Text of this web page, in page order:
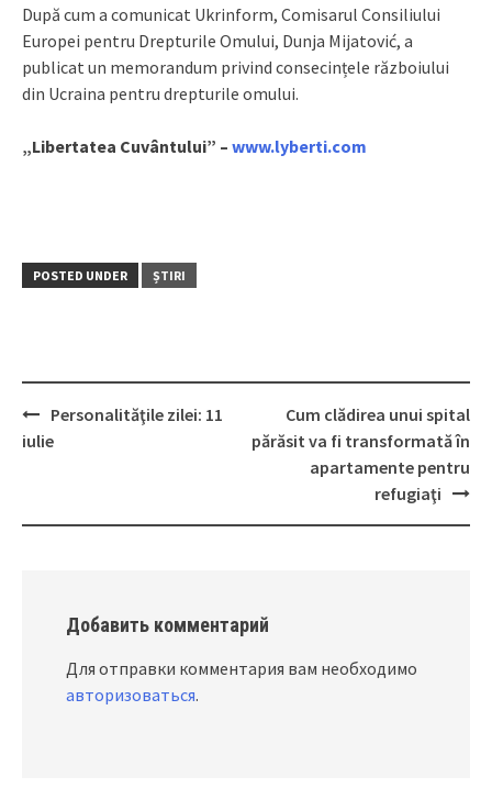
După cum a comunicat Ukrinform, Comisarul Consiliului
Europei pentru Drepturile Omului, Dunja Mijatović, a
publicat un memorandum privind consecințele războiului
din Ucraina pentru drepturile omului.
„Libertatea Cuvântului” – www.lyberti.com
POSTED UNDER ȘTIRI
Post
Personalităţile zilei: 11
iulie
Cum clădirea unui spital
părăsit va fi transformată în
apartamente pentru
refugiaţi
Добавить комментарий
Для отправки комментария вам необходимо
авторизоваться.